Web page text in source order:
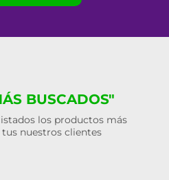
BUSCADOS"
los productos más
nuestros clientes